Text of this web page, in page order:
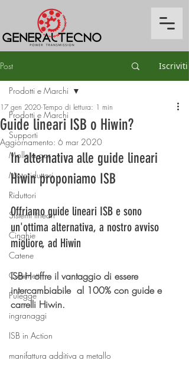
Post Iscriviti
Prodotti e Marchi
Supporti
Molle a gas
Motoriduttori
Riduttori
Sistemi lineari
Cinghie
Catene
Cuscinetti
Pulegge
ingranaggi
ISB in Action
manifattura additiva a metallo
Prodotti e Marchi
Guide lineari ISB o Hiwin?
17 gen 2020 Tempo di lettura: 1 min
Aggiornamento: 6 mar 2020
In alternativa alle guide lineari
Hiwin proponiamo ISB
Offriamo guide lineari ISB e sono
un'ottima alternativa, a nostro avviso
migliore, ad Hiwin
ISB-H offre il vantaggio di essere
intercambiabile  al 100% con guide e
carrelli Hiwin.